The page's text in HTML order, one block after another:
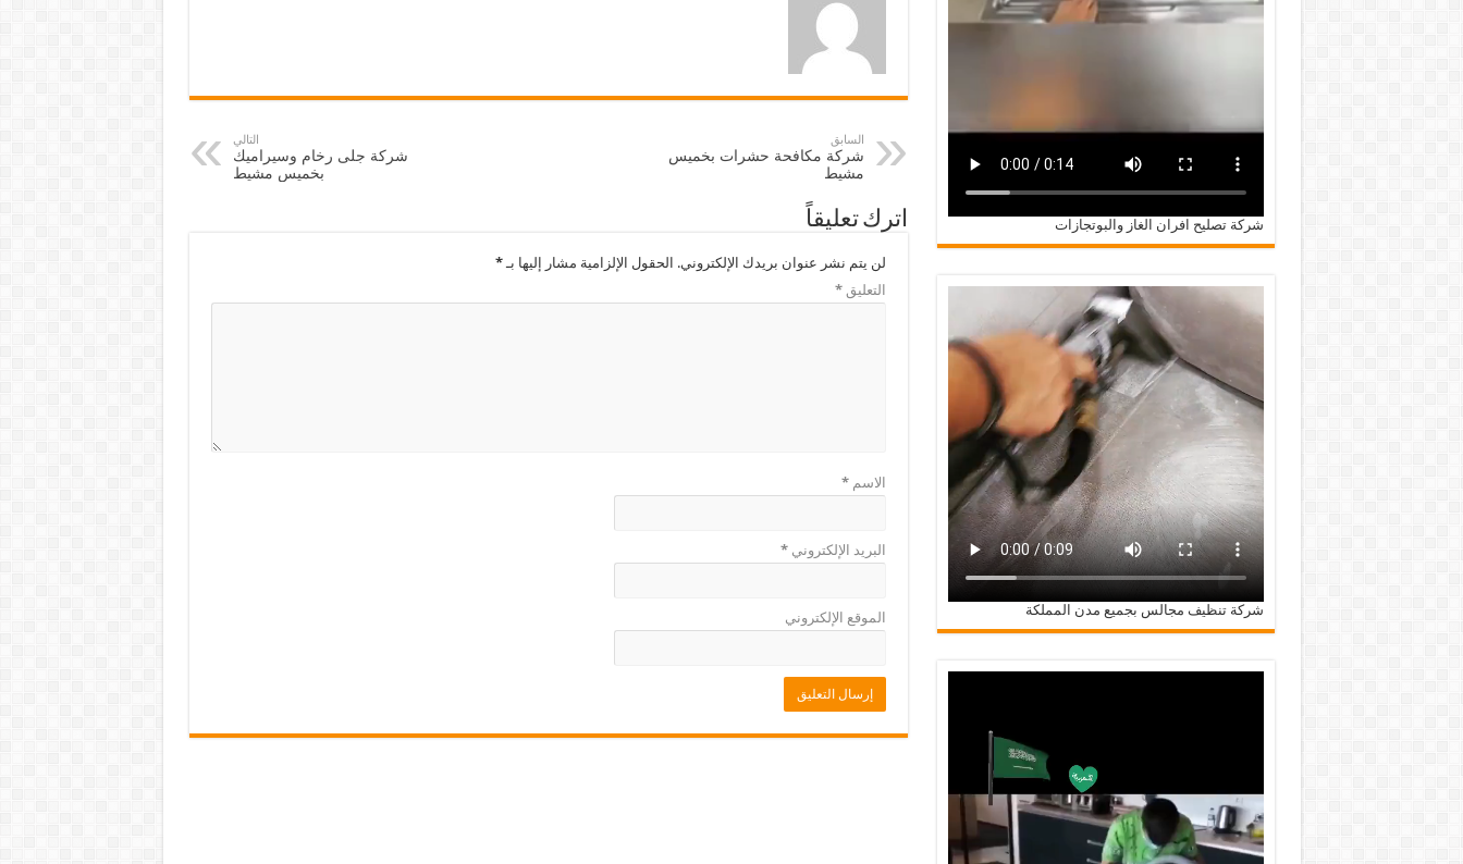
السابق
شركة مكافحة حشرات بخميس
مشيط
التالي
شركة جلى رخام وسيراميك
بخميس مشيط
اترك تعليقاً
لن يتم نشر عنوان بريدك الإلكتروني. الحقول الإلزامية مشار إليها بـ*
التعليق*
الاسم*
البريد الإلكتروني*
الموقع الإلكتروني
شركة تصليح افران الغاز والبوتجازات
شركة تنظيف مجالس بجميع مدن المملكة